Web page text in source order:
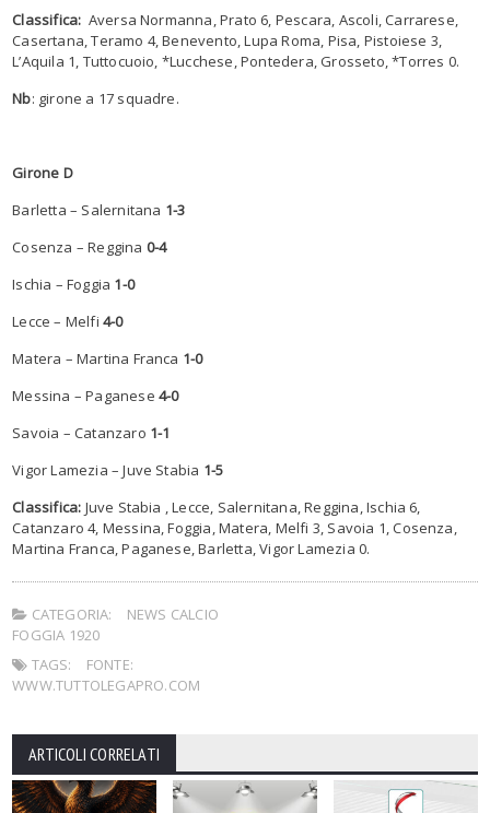
Classifica: Aversa Normanna, Prato 6, Pescara, Ascoli, Carrarese,
Casertana, Teramo 4, Benevento, Lupa Roma, Pisa, Pistoiese 3,
L’Aquila 1, Tuttocuoio, *Lucchese, Pontedera, Grosseto, *Torres 0.
Nb: girone a 17 squadre.
Girone D
Barletta – Salernitana 1-3
Cosenza – Reggina 0-4
Ischia – Foggia 1-0
Lecce – Melfi 4-0
Matera – Martina Franca 1-0
Messina – Paganese 4-0
Savoia – Catanzaro 1-1
Vigor Lamezia – Juve Stabia 1-5
Classifica: Juve Stabia , Lecce, Salernitana, Reggina, Ischia 6,
Catanzaro 4, Messina, Foggia, Matera, Melfi 3, Savoia 1, Cosenza,
Martina Franca, Paganese, Barletta, Vigor Lamezia 0.
CATEGORIA:
NEWS CALCIO
FOGGIA 1920
TAGS:
FONTE:
WWW.TUTTOLEGAPRO.COM
ARTICOLI CORRELATI